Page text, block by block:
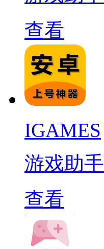
查看
IGAMES
游戏助手
查看